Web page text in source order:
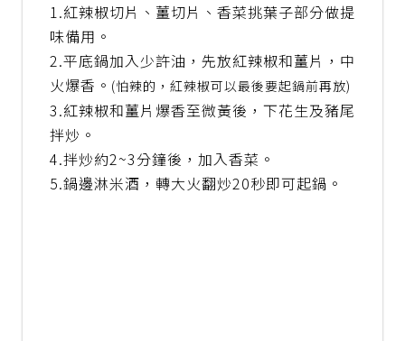
1.紅辣椒切片、薑切片、香菜挑葉子部分做提
味備用。
2.平底鍋加入少許油，先放紅辣椒和薑片，中
火爆香 。 (怕辣的，紅辣椒可以最後要起鍋前再放)
3.紅辣椒和薑片爆香至微黃後，下花生及豬尾
拌炒。
4.拌炒約2~3分鐘後，加入香菜。
5.鍋邊淋米酒，轉大火翻炒20秒即可起鍋。